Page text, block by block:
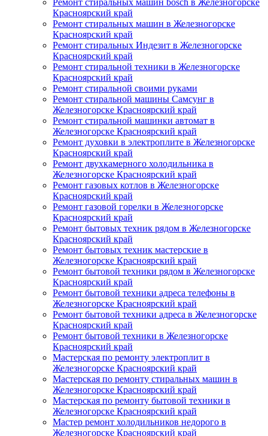
Красноярский край
Ремонт стиральных машин в Железногорске
Красноярский край
Ремонт стиральных Индезит в Железногорске
Красноярский край
Ремонт стиральной техники в Железногорске
Красноярский край
Ремонт стиральной своими руками
Ремонт стиральной машины Самсунг в
Железногорске Красноярский край
Ремонт стиральной машинки автомат в
Железногорске Красноярский край
Ремонт духовки в электроплите в Железногорске
Красноярский край
Ремонт двухкамерного холодильника в
Железногорске Красноярский край
Ремонт газовых котлов в Железногорске
Красноярский край
Ремонт газовой горелки в Железногорске
Красноярский край
Ремонт бытовых техник рядом в Железногорске
Красноярский край
Ремонт бытовых техник мастерские в
Железногорске Красноярский край
Ремонт бытовой техники рядом в Железногорске
Красноярский край
Ремонт бытовой техники адреса телефоны в
Железногорске Красноярский край
Ремонт бытовой техники адреса в Железногорске
Красноярский край
Ремонт бытовой техники в Железногорске
Красноярский край
Мастерская по ремонту электроплит в
Железногорске Красноярский край
Мастерская по ремонту стиральных машин в
Железногорске Красноярский край
Мастерская по ремонту бытовой техники в
Железногорске Красноярский край
Мастер ремонт холодильников недорого в
Железногорске Красноярский край